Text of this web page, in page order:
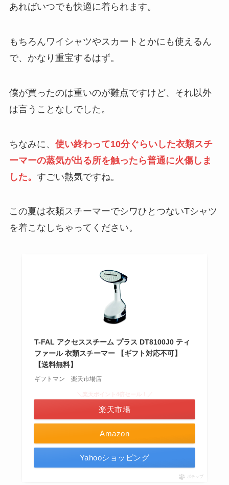
あればいつでも快適に着られます。
もちろんワイシャツやスカートとかにも使えるん
で、かなり重宝するはず。
僕が買ったのは重いのが難点ですけど、それ以外
は言うことなしでした。
ちなみに、 使い終わって10分ぐらいした衣類スチ
ーマーの蒸気が出る所を触ったら普通に火傷しま
した。 すごい熱気ですね。
この夏は衣類スチーマーでシワひとつないTシャツ
を着こなしちゃってください。
T-FAL アクセススチーム プラス DT8100J0 ティ
ファール 衣類スチーマー 【ギフト対応不可】
【送料無料】
ギフトマン 楽天市場店
Amazon
楽天市場
Yahooショッピング
ポチップ